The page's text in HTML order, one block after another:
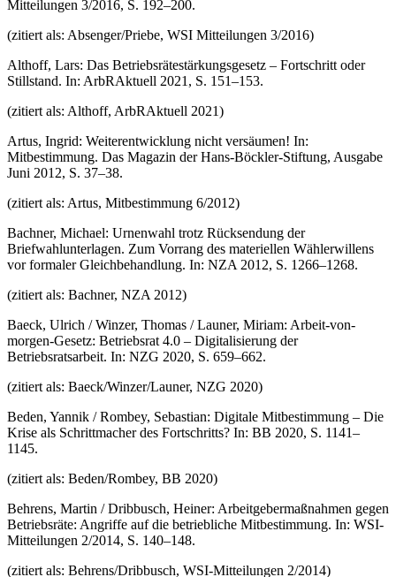
Mitteilungen 3/2016, S. 192–200.
(zitiert als: Absenger/Priebe, WSI Mitteilungen 3/2016)
Althoff, Lars: Das Betriebsrätestärkungsgesetz – Fortschritt oder
Stillstand. In: ArbRAktuell 2021, S. 151–153.
(zitiert als: Althoff, ArbRAktuell 2021)
Artus, Ingrid: Weiterentwicklung nicht versäumen! In:
Mitbestimmung. Das Magazin der Hans-Böckler-Stiftung, Ausgabe
Juni 2012, S. 37–38.
(zitiert als: Artus, Mitbestimmung 6/2012)
Bachner, Michael: Urnenwahl trotz Rücksendung der
Briefwahlunterlagen. Zum Vorrang des materiellen Wählerwillens
vor formaler Gleichbehandlung. In: NZA 2012, S. 1266–1268.
(zitiert als: Bachner, NZA 2012)
Baeck, Ulrich / Winzer, Thomas / Launer, Miriam: Arbeit-von-
morgen-Gesetz: Betriebsrat 4.0 – Digitalisierung der
Betriebsratsarbeit. In: NZG 2020, S. 659–662.
(zitiert als: Baeck/Winzer/Launer, NZG 2020)
Beden, Yannik / Rombey, Sebastian: Digitale Mitbestimmung – Die
Krise als Schrittmacher des Fortschritts? In: BB 2020, S. 1141–
1145.
(zitiert als: Beden/Rombey, BB 2020)
Behrens, Martin / Dribbusch, Heiner: Arbeitgebermaßnahmen gegen
Betriebsräte: Angriffe auf die betriebliche Mitbestimmung. In: WSI-
Mitteilungen 2/2014, S. 140–148.
(zitiert als: Behrens/Dribbusch, WSI-Mitteilungen 2/2014)